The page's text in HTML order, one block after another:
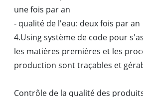
une fois par an
- qualité de l'eau: deux fois par an
4.Using système de code pour
les matières premières et les
production sont traçables et
Contrôle de la qualité des